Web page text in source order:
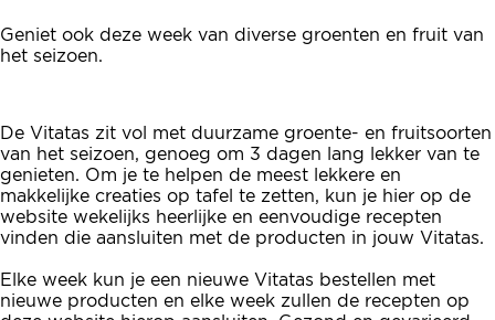
Geniet ook deze week van diverse groenten en fruit van
het seizoen.
De Vitatas zit vol met duurzame groente- en fruitsoorten
van het seizoen, genoeg om 3 dagen lang lekker van te
genieten. Om je te helpen de meest lekkere en
makkelijke creaties op tafel te zetten, kun je hier op de
website wekelijks heerlijke en eenvoudige recepten
vinden die aansluiten met de producten in jouw Vitatas.
Elke week kun je een nieuwe Vitatas bestellen met
nieuwe producten en elke week zullen de recepten op